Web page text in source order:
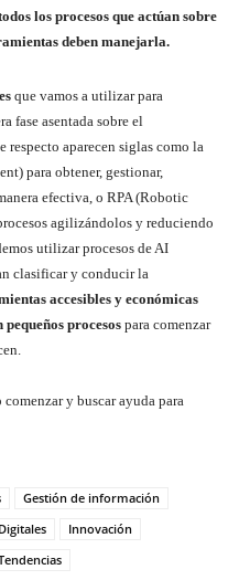
los procesos que actúan sobre
deben manejarla.
que vamos a utilizar para
fase asentada sobre el
respecto aparecen siglas como la
para obtener, gestionar,
efectiva, o RPA (Robotic
agilizándolos y reduciendo
utilizar procesos de AI
clasificar y conducir la
accesibles y económicas
procesos para comenzar
y buscar ayuda para
Gestión de información
Innovación